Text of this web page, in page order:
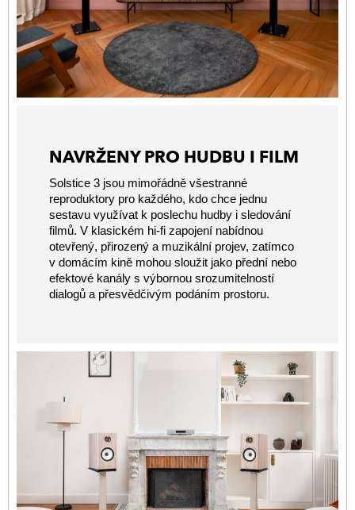
NAVRŽENY PRO HUDBU I FILM
Solstice 3 jsou mimořádně všestranné
reproduktory pro každého, kdo chce jednu
sestavu využívat k poslechu hudby i sledování
filmů. V klasickém hi-fi zapojení nabídnou
otevřený, přirozený a muzikální projev, zatímco
v domácím kině mohou sloužit jako přední nebo
efektové kanály s výbornou srozumitelností
dialogů a přesvědčivým podáním prostoru.